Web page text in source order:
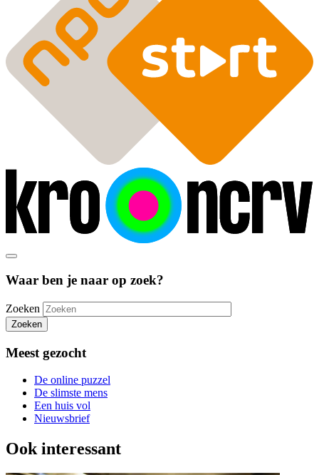
Waar ben je naar op zoek?
Zoeken
Zoeken
Meest gezocht
De online puzzel
De slimste mens
Een huis vol
Nieuwsbrief
Ook interessant